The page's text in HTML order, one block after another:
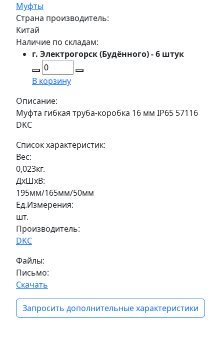
Муфты
Страна производитель:
Китай
Наличие по складам:
г. Электрогорск (Будённого) - 6 штук
В корзину
Описание:
Муфта гибкая труба-коробка 16 мм IP65 57116
DKC
Список характеристик:
Вес:
0,023кг.
ДxШxВ:
195мм/165мм/50мм
Ед.Измерения:
шт.
Производитель:
DKC
Файлы:
Письмо:
Скачать
Запросить дополнительные характеристики